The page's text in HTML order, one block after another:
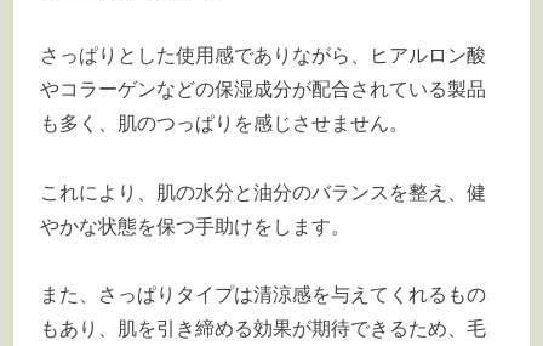
さっぱりとした使用感でありながら、ヒアルロン酸
やコラーゲンなどの保湿成分が配合されている製品
も多く、肌のつっぱりを感じさせません。
これにより、肌の水分と油分のバランスを整え、健
やかな状態を保つ手助けをします。
また、さっぱりタイプは清涼感を与えてくれるもの
もあり、肌を引き締める効果が期待できるため、毛